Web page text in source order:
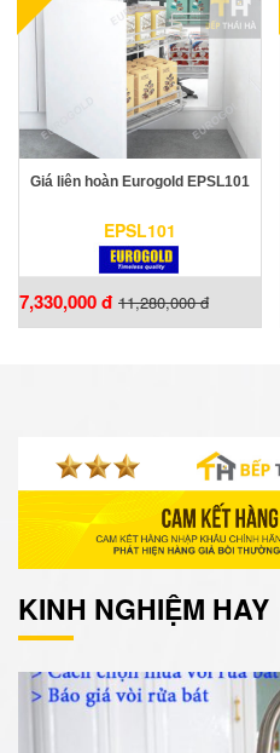
Giá liên hoàn Eurogold EPSL101
EPSL101
7,330,000 đ 11,280,000 đ
KINH NGHIỆM HAY